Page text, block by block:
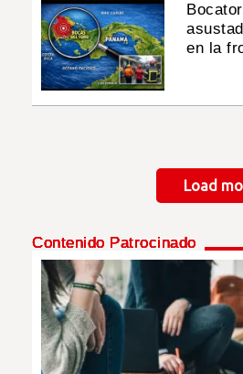
en la
Load
Contenido Patrocinado